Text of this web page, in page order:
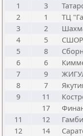
1
3
2
1
ТЦ
3
2
4
5
СШОР
5
8
6
6
7
9
8
7
9
11
17
11
12
12
14